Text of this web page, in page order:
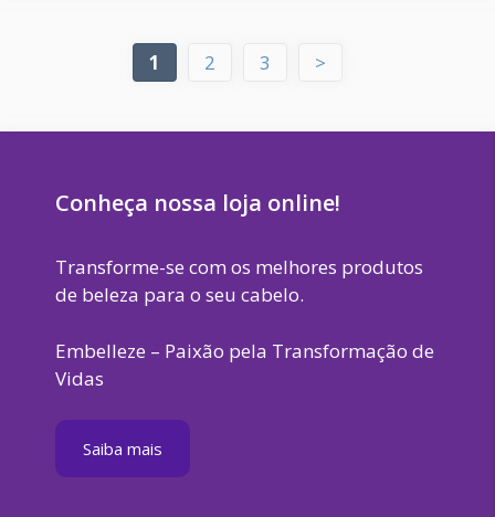
Page
1 Page
2 Page
3 >
Conheça nossa loja online!
Transforme-se com os melhores produtos
de beleza para o seu cabelo.
Embelleze – Paixão pela Transformação de
Vidas
Saiba mais